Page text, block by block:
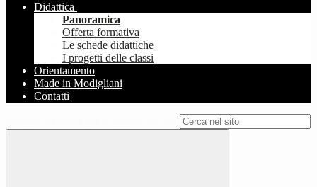
Didattica
Panoramica
Offerta formativa
Le schede didattiche
I progetti delle classi
Orientamento
Made in Modigliani
Contatti